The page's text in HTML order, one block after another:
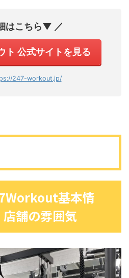
はこちら▼ ／
ト 公式サイトを見る
247-workout.jp/
基本情
舗の雰囲気